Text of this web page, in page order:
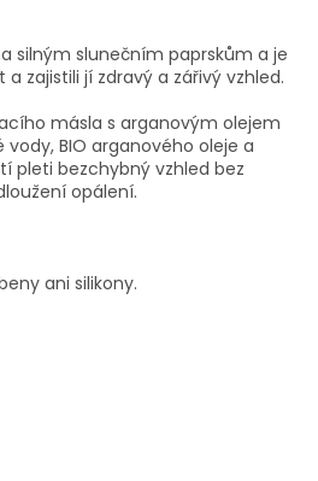
silným slunečním paprskům a je
zajistili jí zdravý a zářivý vzhled.
másla s arganovým olejem
vody, BIO arganového oleje a
pleti bezchybný vzhled bez
opálení.
ani silikony.